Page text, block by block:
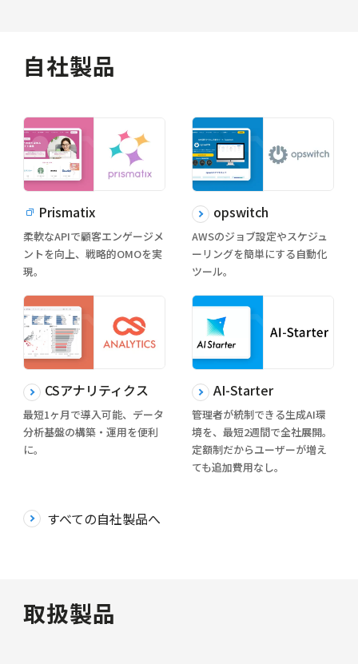
自社製品
Prismatix
柔軟なAPIで顧客エンゲージメ
ントを向上、戦略的OMOを実
現。
opswitch
AWSのジョブ設定やスケジュ
ーリングを簡単にする自動化
ツール。
CSアナリティクス
最短1ヶ月で導入可能、データ
分析基盤の構築・運用を便利
に。
AI-Starter
管理者が統制できる生成AI環
境を、最短2週間で全社展開。
定額制だからユーザーが増え
ても追加費用なし。
すべての自社製品へ
取扱製品